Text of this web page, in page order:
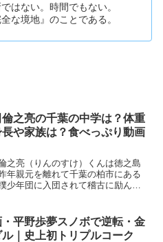
はない。時間でもない。
な境地』のことである。
倫之亮の千葉の中学は？体重
や家族は？食べっぷり動画
之亮（りんのすけ）くんは徳之島
年親元を離れて千葉の柏市にある
少年団に入団されて稽古に励んで
中学柏第２中学がありますよね。
近くには永田さん...
平野歩夢スノボで逆転・金
ル｜史上初トリプルコーク